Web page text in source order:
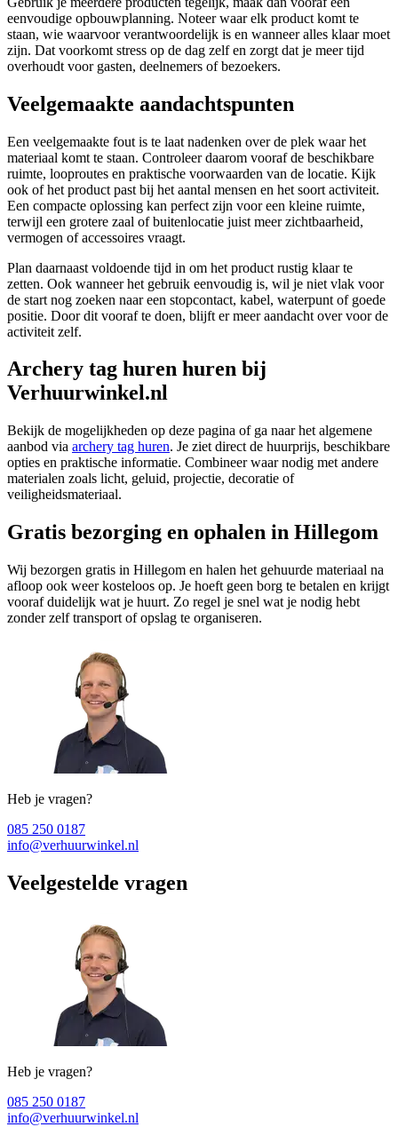
eenvoudige opbouwplanning. Noteer waar elk product komt te
staan, wie waarvoor verantwoordelijk is en wanneer alles klaar moet
zijn. Dat voorkomt stress op de dag zelf en zorgt dat je meer tijd
overhoudt voor gasten, deelnemers of bezoekers.
Veelgemaakte aandachtspunten
Een veelgemaakte fout is te laat nadenken over de plek waar het
materiaal komt te staan. Controleer daarom vooraf de beschikbare
ruimte, looproutes en praktische voorwaarden van de locatie. Kijk
ook of het product past bij het aantal mensen en het soort activiteit.
Een compacte oplossing kan perfect zijn voor een kleine ruimte,
terwijl een grotere zaal of buitenlocatie juist meer zichtbaarheid,
vermogen of accessoires vraagt.
Plan daarnaast voldoende tijd in om het product rustig klaar te
zetten. Ook wanneer het gebruik eenvoudig is, wil je niet vlak voor
de start nog zoeken naar een stopcontact, kabel, waterpunt of goede
positie. Door dit vooraf te doen, blijft er meer aandacht over voor de
activiteit zelf.
Archery tag huren huren bij
Verhuurwinkel.nl
Bekijk de mogelijkheden op deze pagina of ga naar het algemene
aanbod via archery tag huren. Je ziet direct de huurprijs, beschikbare
opties en praktische informatie. Combineer waar nodig met andere
materialen zoals licht, geluid, projectie, decoratie of
veiligheidsmateriaal.
Gratis bezorging en ophalen in Hillegom
Wij bezorgen gratis in Hillegom en halen het gehuurde materiaal na
afloop ook weer kosteloos op. Je hoeft geen borg te betalen en krijgt
vooraf duidelijk wat je huurt. Zo regel je snel wat je nodig hebt
zonder zelf transport of opslag te organiseren.
Heb je vragen?
085 250 0187
info@verhuurwinkel.nl
Veelgestelde vragen
Heb je vragen?
085 250 0187
info@verhuurwinkel.nl